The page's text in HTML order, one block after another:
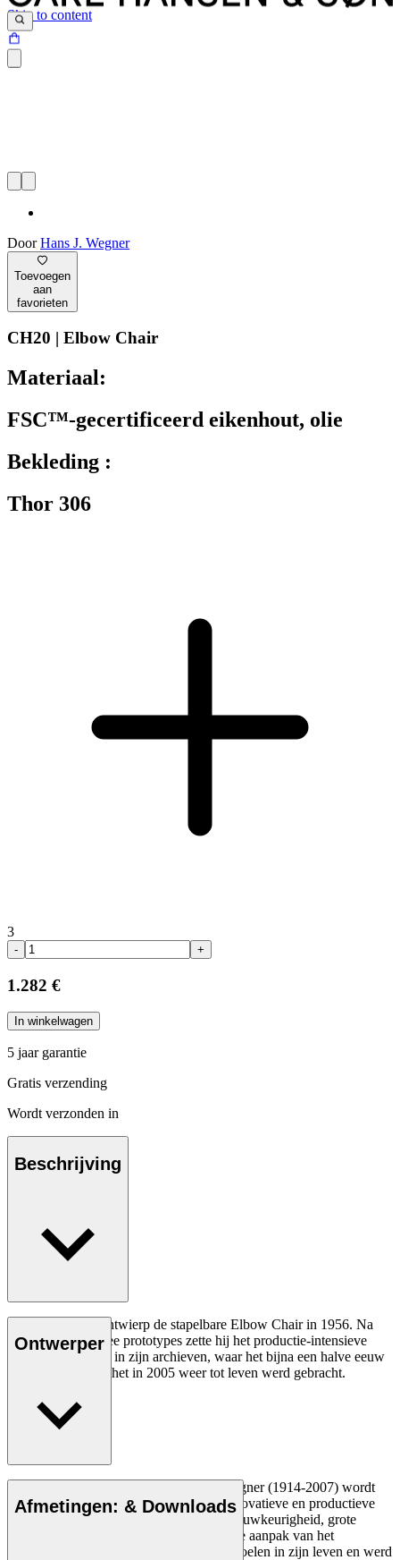
Skip to content
DoorHans J. Wegner
Toevoegen
aan
favorieten
CH20 | Elbow Chair
Materiaal:
FSC™-gecertificeerd eikenhout, olie
Bekleding :
Thor 306
3
- +
1.282 €
In winkelwagen
5 jaar garantie
Gratis verzending
Wordt verzonden in
Beschrijving
Hans J. Wegner ontwierp de stapelbare Elbow Chair in 1956. Na
het maken van twee prototypes zette hij het productie-intensieve
stoelontwerp opzij in zijn archieven, waar het bijna een halve eeuw
bleef liggen totdat het in 2005 weer tot leven werd gebracht.
Lees meer
Ontwerper
De Deense meubelontwerper Hans J. Wegner (1914-2007) wordt
gezien als een van de meest creatieve, innovatieve en productieve
ontwerpers aller tijden, bekend om zijn nauwkeurigheid, grote
inzicht in vakmanschap en compromisloze aanpak van het
ontwerpen. Wegner ontwierp bijna 500 stoelen in zijn leven en werd
Afmetingen: & Downloads